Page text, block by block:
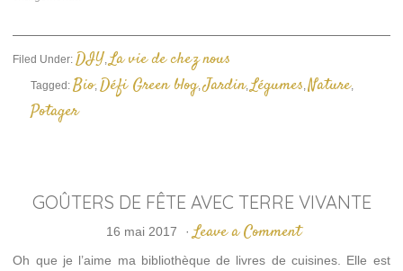
dans
fenêtre)
Filed Under: DIY,La vie de chez nous
Tagged:Bio, Défi Green blog,Jardin,Légumes,Nature,
Potager
GOÛTERS DE FÊTE AVEC TERRE VIVANTE
16 mai 2017 · Leave a Comment
Oh que je l’aime ma bibliothèque de livres de cuisines. Elle est